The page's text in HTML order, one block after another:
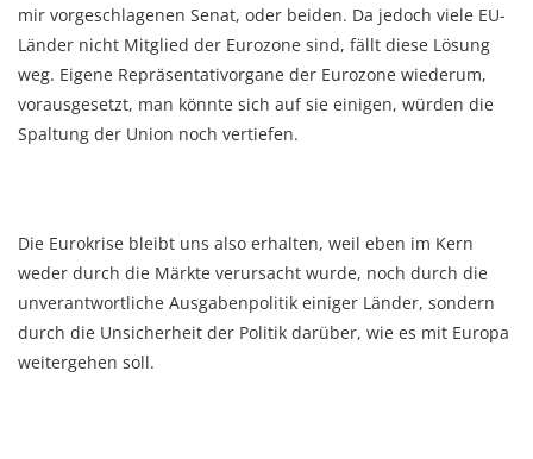
mir vorgeschlagenen Senat, oder beiden. Da jedoch viele EU-
Länder nicht Mitglied der Eurozone sind, fällt diese Lösung
weg. Eigene Repräsentativorgane der Eurozone wiederum,
vorausgesetzt, man könnte sich auf sie einigen, würden die
Spaltung der Union noch vertiefen.
Die Eurokrise bleibt uns also erhalten, weil eben im Kern
weder durch die Märkte verursacht wurde, noch durch die
unverantwortliche Ausgabenpolitik einiger Länder, sondern
durch die Unsicherheit der Politik darüber, wie es mit Europa
weitergehen soll.